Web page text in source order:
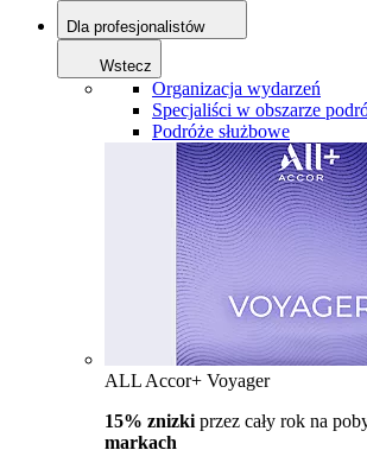
Dla profesjonalistów
Wstecz
Organizacja wydarzeń
Specjaliści w obszarze
Podróże służbowe
ALL Accor+ Voyager
15% znizki przez cały rok na
markach